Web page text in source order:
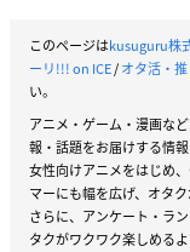
このページはkusuguru株
ーリ!!! on ICE/オタ活・
い。
アニメ・ゲーム・漫画な
報・話題をお届けする情
女性向けアニメをはじめ
マーにも幅を広げ、オタ
さらに、アンケート・ラ
タクがワクワク楽しめる